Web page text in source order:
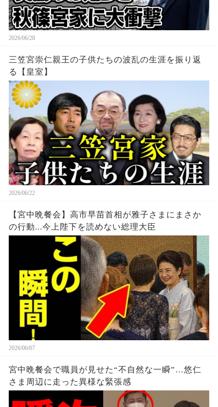
2026/06/28
三笠宮崇仁親王の子供たちの波乱の生涯を振り返
る【皇室】
2026/06/22
【宮中晩餐会】高市早苗首相が雅子さまにまさか
の行動...今上陛下を読めない総理大臣
2026/06/07
宮中晩餐会で職員が見せた“不自然な一瞬”…悠仁
さま周辺に走った異様な緊張感